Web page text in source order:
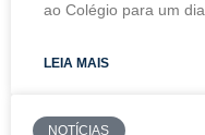
ao Colégio para um dia
LEIA MAIS
NOTÍCIAS